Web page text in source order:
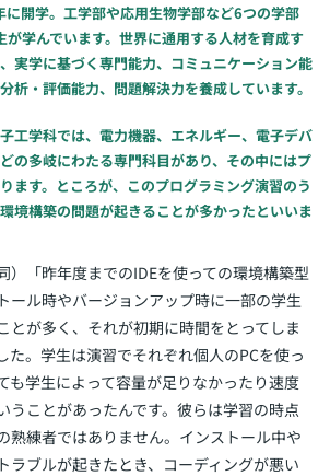
開学。工学部や応用生物学部など6つの学部
が学んでいます。世界に通用する人材を育成す
実学に基づく専門能力、コミュニケーション能
析・評価能力、問題解決力を養成しています。
工学科では、電力機器、エネルギー、電子デバ
の多岐にわたる専門科目があり、その中にはプ
ます。ところが、このプログラミング演習のう
境構築の問題が起きることが多かったといいま
）「昨年度までのIDEを使っての環境構築型
ール時やバージョンアップ時に一部の学生
とが多く、それが初期に時間をとってしま
た。学生は演習でそれぞれ個人のPCを使っ
も学生によって容量が足りなかったり速度
うことがあったんです。彼らは学習の時点
熟練者ではありません。インストール中や
ラブルが起きたとき、コーディングが悪い